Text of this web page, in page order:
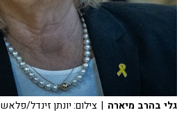
גלי בהרב מיארה | צילום: יונתן זינדל/פלאש90